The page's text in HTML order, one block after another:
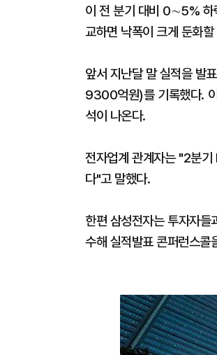
이 전 분기 대비 0∼5% 하
교하면 낙폭이 크게 둔화
앞서 지난달 말 실적을
9300억원)를 기록했다.
석이 나온다.
전자업계 관계자는 "2분
다"고 말했다.
한편 삼성전자는 투자자
수해 실적발표 콘퍼런스콜